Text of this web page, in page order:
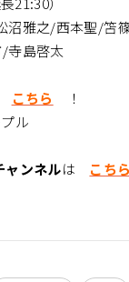
沼雅之/西本聖/笘
寺島啓太
こちら
！
ル
ンネルは こち